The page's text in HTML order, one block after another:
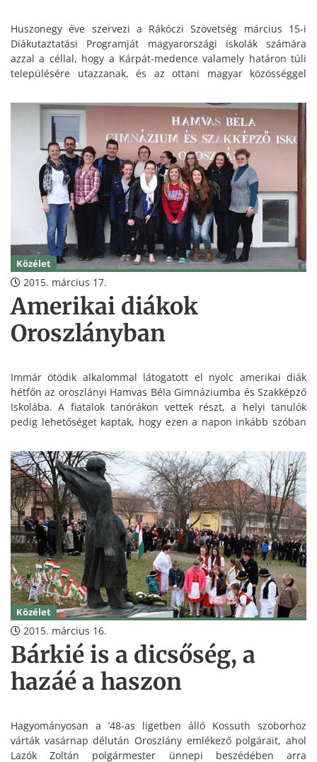
Huszonegy éve szervezi a Rákóczi Szövetség március 15-i
Diákutaztatási Programját magyarországi iskolák számára
azzal a céllal, hogy a Kárpát-medence valamely határon túli
településére utazzanak, és az ottani magyar közösséggel
Közélet
2015. március 17.
Amerikai diákok
Oroszlányban
Immár ötödik alkalommal látogatott el nyolc amerikai diák
hétfőn az oroszlányi Hamvas Béla Gimnáziumba és Szakképző
Iskolába. A fiatalok tanórákon vettek részt, a helyi tanulók
pedig lehetőséget kaptak, hogy ezen a napon inkább szóban
Közélet
2015. március 16.
Bárkié is a dicsőség, a
hazáé a haszon
Hagyományosan a ’48-as ligetben álló Kossuth szoborhoz
várták vasárnap délután Oroszlány emlékező polgárait, ahol
Lazók Zoltán polgármester ünnepi beszédében arra